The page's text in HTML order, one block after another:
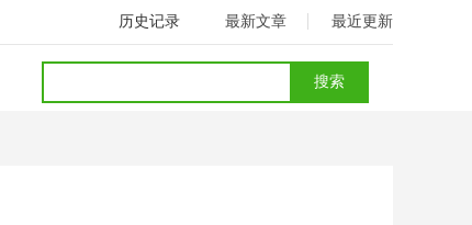
历史记录 最新文章 最近更新